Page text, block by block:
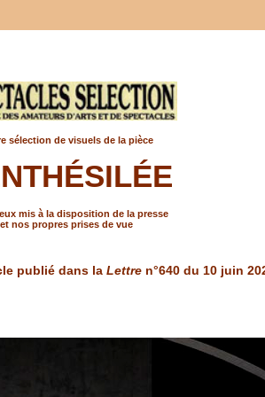
sélection de visuels de la pièce
mis à la disposition de la presse
et nos propres prises de vue
publié dans la Lettre n°640 du 10 juin